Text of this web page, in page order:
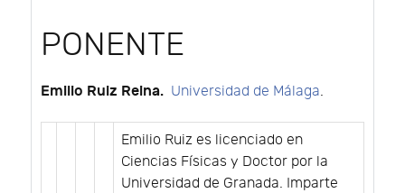
PONENTE
Emilio Ruiz Reina. Universidad de Málaga.
Emilio Ruiz es licenciado en
Ciencias Físicas y Doctor por la
Universidad de Granada. Imparte